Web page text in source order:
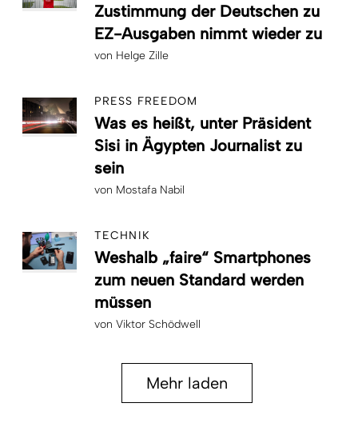
Zustimmung der Deutschen zu
EZ-Ausgaben nimmt wieder zu
von Helge Zille
PRESS FREEDOM
Was es heißt, unter Präsident
Sisi in Ägypten Journalist zu
sein
von Mostafa Nabil
TECHNIK
Weshalb „faire“ Smartphones
zum neuen Standard werden
müssen
von Viktor Schödwell
Mehr laden